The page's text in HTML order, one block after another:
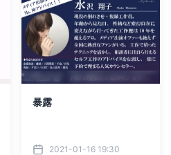
暴露
2021-01-16 19:30